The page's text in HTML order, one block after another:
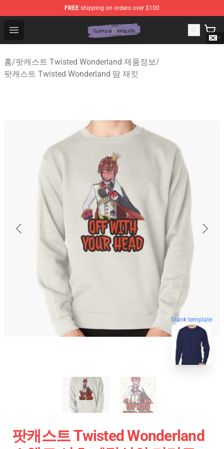
FREE shipping on orders over $100
Open menu
Twisted Wonderland Store - Official Twisted
홈/팟캐스트 Twisted Wonderland 제품정보/
팟캐스트 Twisted Wonderland 땀 재킷
blank template
팟캐스트 Twisted Wonderland